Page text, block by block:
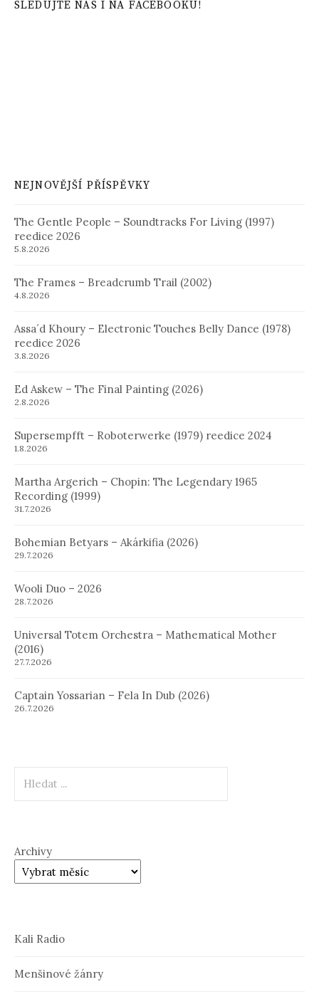
SLEDUJTE NÁS I NA FACEBOOKU!
NEJNOVĚJŠÍ PŘÍSPĚVKY
The Gentle People – Soundtracks For Living (1997)
reedice 2026
5.8.2026
The Frames – Breadcrumb Trail (2002)
4.8.2026
Assa´d Khoury – Electronic Touches Belly Dance (1978)
reedice 2026
3.8.2026
Ed Askew – The Final Painting (2026)
2.8.2026
Supersempfft – Roboterwerke (1979) reedice 2024
1.8.2026
Martha Argerich – Chopin: The Legendary 1965
Recording (1999)
31.7.2026
Bohemian Betyars – Akárkifia (2026)
29.7.2026
Wooli Duo – 2026
28.7.2026
Universal Totem Orchestra – Mathematical Mother
(2016)
27.7.2026
Captain Yossarian – Fela In Dub (2026)
26.7.2026
Archivy
Kali Radio
Menšinové žánry